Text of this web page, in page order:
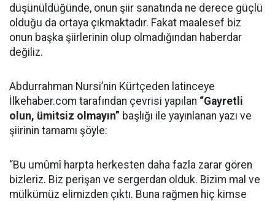
düşünüldüğünde, onun şiir sanatında ne derece güçlü
olduğu da ortaya çıkmaktadır. Fakat maalesef biz
onun başka şiirlerinin olup olmadığından haberdar
değiliz.
Abdurrahman Nursi’nin Kürtçeden latinceye
İlkehaber.com tarafından çevrisi yapılan “Gayretli
olun, ümitsiz olmayın” başlığı ile yayınlanan yazı ve
şiirinin tamamı şöyle:
“Bu umûmî harpta herkesten daha fazla zarar gören
bizleriz. Biz perişan ve sergerdan olduk. Bizim mal ve
mülkümüz elimizden çıktı. Buna rağmen hiç kimse